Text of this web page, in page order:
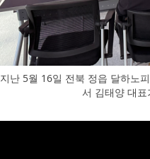
지난 5월 16일 전북 정읍 달하노
서 김태양 대